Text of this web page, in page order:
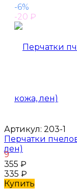
-6%
-20 ₽
Артикул: 203-1
Перчатки
лен)
9
355 ₽
335 ₽
Купить